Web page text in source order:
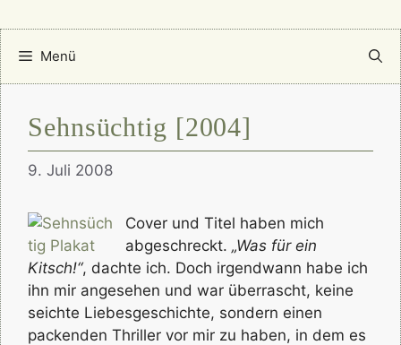
Menü
Sehnsüchtig [2004]
9. Juli 2008
Cover und Titel haben mich
abgeschreckt. „Was für ein
Kitsch!“, dachte ich. Doch irgendwann habe ich
ihn mir angesehen und war überrascht, keine
seichte Liebesgeschichte, sondern einen
packenden Thriller vor mir zu haben, in dem es